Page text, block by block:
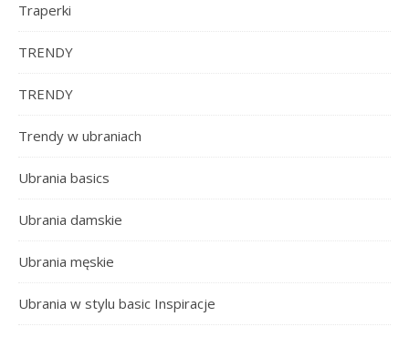
Traperki
TRENDY
TRENDY
Trendy w ubraniach
Ubrania basics
Ubrania damskie
Ubrania męskie
Ubrania w stylu basic Inspiracje